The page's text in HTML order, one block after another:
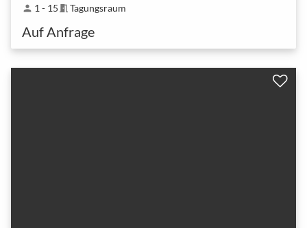
person 1 - 15 meeting_room Tagungsraum
Auf Anfrage